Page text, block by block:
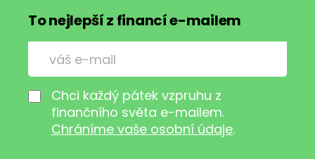
To nejlepší z financí e-mailem
Chci každý pátek vzpruhu z
finančního světa e-mailem.
Chráníme vaše osobní údaje.